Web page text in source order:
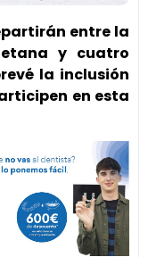
entre la
y cuatro
la inclusión
en esta